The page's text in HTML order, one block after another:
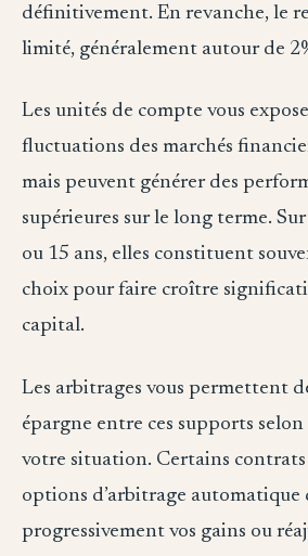
définitivement. En revanche, le
limité, généralement autour de
Les unités de compte vous
fluctuations des marchés
mais peuvent générer des
supérieures sur le long terme.
ou 15 ans, elles constituent
choix pour faire croître
capital.
Les arbitrages vous permettent
épargne entre ces supports selon
votre situation. Certains
options d’arbitrage automatique
progressivement vos gains ou